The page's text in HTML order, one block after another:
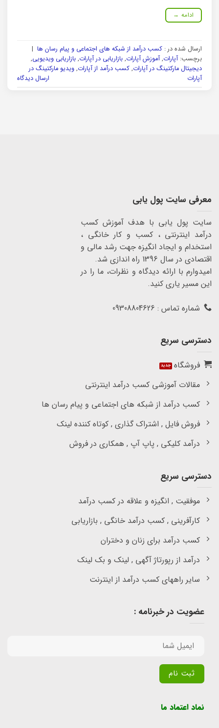
ادامه →
ارسال شده در : کسب درآمد از شبکه های اجتماعی و پیام رسان ها |
برچسب:آپارات,آموزش آپارات, بازاریابی در آپارات, بازاریابی ویدیویی,
دیجیتال مارکتینگ در آپارات, کسب درآمد از آپارات, ویدیو مارکتینگ در
آپارات
ارسال دیدگاه
معرفی سایت پول یابی
سایت پول یابی با هدف آموزش کسب
درآمد اینترنتی ، کسب و کار خانگی ،
استخدام و ایجاد انگیزه جهت رشد مالی و
اقتصادی در سال 1396 راه اندازی شد.
امیدوارم با ارائه دیدگاه و نظرات، ما را در
این مسیر یاری کنید.
شماره تماس : 09308804626
دسترسی سریع
فروشگاه
مقالات آموزشی کسب درآمد اینترنتی
کسب درآمد از شبکه های اجتماعی و پیام رسان ها
فروش فایل , اشتراک گذاری , کوتاه کننده لینک
درآمد کلیکی , پاپ آپ , همکاری در فروش
دسترسی سریع
موفقیت , انگیزه و علاقه در کسب درآمد
کارآفرینی , کسب درآمد خانگی , بازاریابی
کسب درآمد برای زنان و دختران
درآمد از رپورتاژ آگهی , لینک و بک لینک
سایر راههای کسب درآمد از اینترنت
عضویت در خبرنامه :
نماد اعتماد ما